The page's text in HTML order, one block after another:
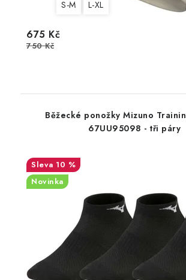
S-M L-XL
675 Kč
750 Kč
Běžecké ponožky Mizuno
67UU95098 - tři páry
10 %
Novinka